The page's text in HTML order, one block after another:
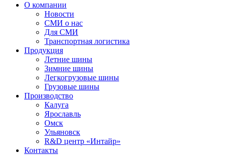
О компании
Новости
СМИ о нас
Для СМИ
Транспортная логистика
Продукция
Летние шины
Зимние шины
Легкогрузовые шины
Грузовые шины
Производство
Калуга
Ярославль
Омск
Ульяновск
R&D центр «Интайр»
Контакты